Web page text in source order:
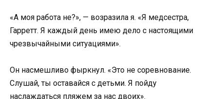
«А моя работа не?», — возразила я. «Я медсестра,
Гарретт. Я каждый день имею дело с настоящими
чрезвычайными ситуациями».
Он насмешливо фыркнул. «Это не соревнование.
Слушай, ты оставайся с детьми. Я пойду
наслаждаться пляжем за нас двоих».